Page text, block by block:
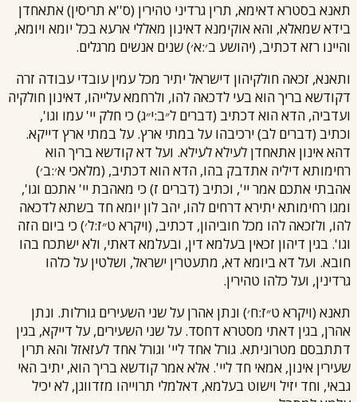
תאנא בסטרא דאימא, תרין גרדיני טהירין (ס''א תריסין) אתאחדן
בידא שמאלא, והא אוקימנא דאינון מאללי ארעא בכל יומא ויומא,
והיינו רזא דכתיב, (יהושע ב׳:א׳) שנים אנשים מרגלים.
ותאנא, זכאה חולקיהון דישראל יתיר מכל עמין עובדי עבודה זרה
דקודשא בריך הוא בעי לדכאה להו, ולרחמא עלייהו, דאינון חולקיה
ועדביה, הדא הוא דכתיב (דברים ל״ב:י״ג) כי חלק יי' עמו וגו',
וכתיב (דברים לב) ירכיבהו על במתי ארץ. על במתי ארץ דייקא.
דהא אינון אתאחדן לעילא לעילא. ועל דא קודשא בריך הוא
רחימותא דיליה אתדבק בהו, הדא הוא דכתיב, (מלאכי א׳:ב׳)
אהבתי אתכם אמר יי', וכתיב (דברים ז) כי מאהבת יי' אתכם וגו',
ומגו רחימותא יתירא דרחים להו, יהב לון יומא חד בשתא לדכאה
להו, ולזכאה להו מכל חוביהון, דכתיב, (ויקרא ט״ז:ל׳) כי ביום הזה
וגו'. בגין דיהון זכאין בעלמא דין, ובעלמא דאתי, ולא ישתכח בהו
חובא. ועל דא ביומא דא, מתעטרין ישראל, ושלטין על כלהו
גרדינין, ועל כלהו טהירין.
תאנא (ויקרא ט״ז:ח׳) ונתן אהרן על שני השעירים גורלות. ונתן
אהרן, בגין דאתי מסטרא דחסד. על שני השעירים, על דייקא, בגין
דתתבסם מטרוניתא. גורל אחד ליי' וגורל אחד לעזאזל והא תרין
שעירין אינון, אמאי חד ליי'. אלא אמר קודשא בריך הוא, יתיב האי
גבאי, וחד יזיל וישוט בעלמא, דאלמלי תרוייהו מזדווגן, לא יכיל